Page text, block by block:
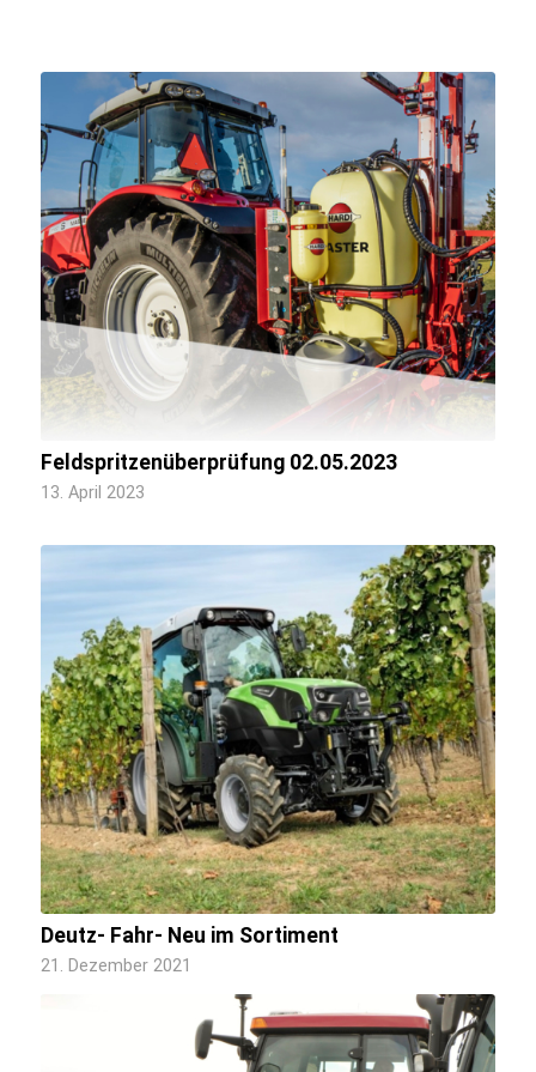
Feldspritzenüberprüfung 02.05.2023
13. April 2023
Deutz- Fahr- Neu im Sortiment
21. Dezember 2021